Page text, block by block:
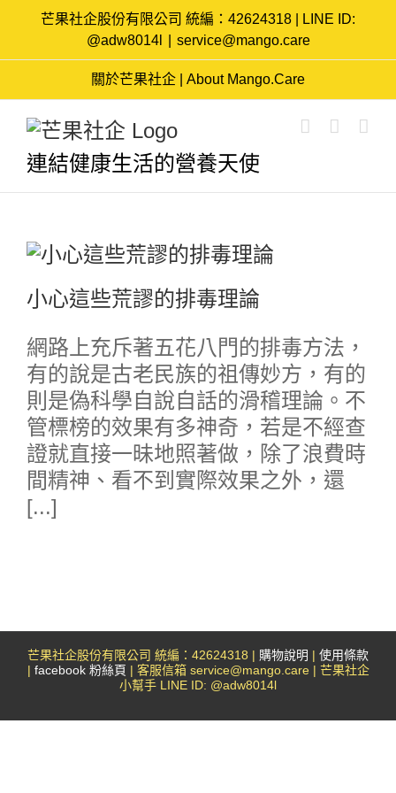
content
芒果社企股份有限公司 統編：42624318 | LINE ID:
@adw8014l
service@mango.care
關於芒果社企 | About Mango.Care
連結健康生活的營養天使
小心這些荒謬的排毒理論
網路上充斥著五花八門的排毒方法，
有的說是古老民族的祖傳妙方，有的
則是偽科學自說自話的滑稽理論。不
管標榜的效果有多神奇，若是不經查
證就直接一昧地照著做，除了浪費時
間精神、看不到實際效果之外，還
[...]
芒果社企股份有限公司 統編：42624318 | 購物說明 | 使用條款
| facebook 粉絲頁 | 客服信箱 service@mango.care | 芒果社企
小幫手 LINE ID: @adw8014l